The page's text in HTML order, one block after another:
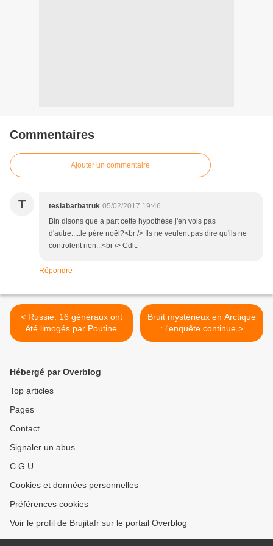
Commentaires
Ajouter un commentaire
T teslabarbatruk 05/02/2017 19:46
Bin disons que a part cette hypothése j'en vois pas
d'autre.....le pére noël?<br /> Ils ne veulent pas dire qu'ils ne
controlent rien...<br /> Cdlt.
Répondre
< Russie: 16 généraux ont
été limogés par Poutine
Bruit mystérieux en Arctique
: l'enquête continue >
Hébergé par Overblog
Top articles
Pages
Contact
Signaler un abus
C.G.U.
Cookies et données personnelles
Préférences cookies
Voir le profil de Brujitafr sur le portail Overblog